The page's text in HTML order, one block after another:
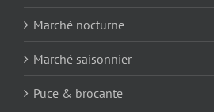
Marché nocturne
Marché saisonnier
Puce & brocante